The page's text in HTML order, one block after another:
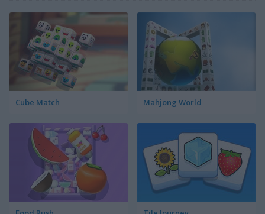
Cube Match Mahjong World